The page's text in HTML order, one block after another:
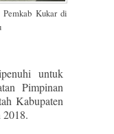
Kukar di
untuk
Pimpinan
Kabupaten